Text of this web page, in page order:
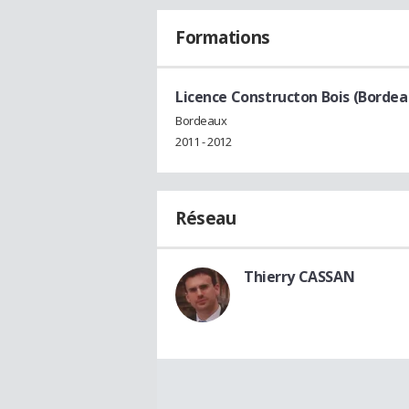
Formations
Licence Constructon Bois
Bordeaux
2011 - 2012
Réseau
Thierry CASSAN